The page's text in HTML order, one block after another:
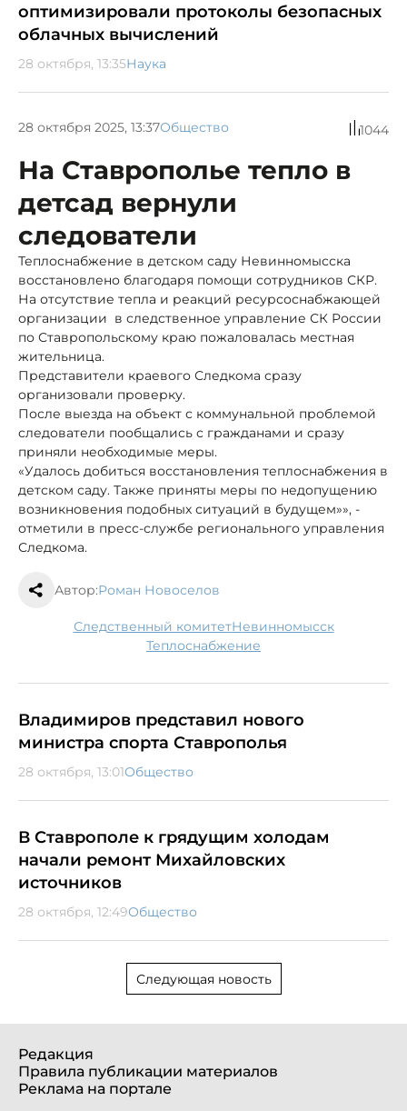
оптимизировали протоколы безопасных
облачных вычислений
28 октября, 13:35Наука
28 октября 2025, 13:37Общество 1044
На Ставрополье тепло в
детсад вернули
следователи
Теплоснабжение в детском саду Невинномысска
восстановлено благодаря помощи сотрудников СКР.
На отсутствие тепла и реакций ресурсоснабжающей
организации в следственное управление СК России
по Ставропольскому краю пожаловалась местная
жительница.
Представители краевого Следкома сразу
организовали проверку.
После выезда на объект с коммунальной проблемой
следователи пообщались с гражданами и сразу
приняли необходимые меры.
«Удалось добиться восстановления теплоснабжения в
детском саду. Также приняты меры по недопущению
возникновения подобных ситуаций в будущем»», -
отметили в пресс-службе регионального управления
Следкома.
Автор:Роман Новоселов
следственный комитет
Невинномысск
теплоснабжение
Владимиров представил нового
министра спорта Ставрополья
28 октября, 13:01Общество
В Ставрополе к грядущим холодам
начали ремонт Михайловских
источников
28 октября, 12:49Общество
Следующая новость
Редакция
Правила публикации материалов
Реклама на портале